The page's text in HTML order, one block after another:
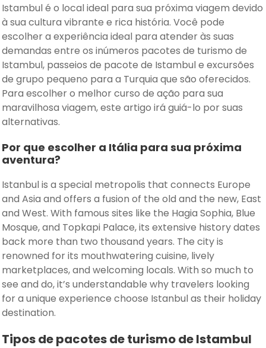
Istambul é o local ideal para sua próxima viagem devido
à sua cultura vibrante e rica história. Você pode
escolher a experiência ideal para atender às suas
demandas entre os inúmeros pacotes de turismo de
Istambul, passeios de pacote de Istambul e excursões
de grupo pequeno para a Turquia que são oferecidos.
Para escolher o melhor curso de ação para sua
maravilhosa viagem, este artigo irá guiá-lo por suas
alternativas.
Por que escolher a Itália para sua próxima
aventura?
Istanbul is a special metropolis that connects Europe
and Asia and offers a fusion of the old and the new, East
and West. With famous sites like the Hagia Sophia, Blue
Mosque, and Topkapi Palace, its extensive history dates
back more than two thousand years. The city is
renowned for its mouthwatering cuisine, lively
marketplaces, and welcoming locals. With so much to
see and do, it’s understandable why travelers looking
for a unique experience choose Istanbul as their holiday
destination.
Tipos de pacotes de turismo de Istambul